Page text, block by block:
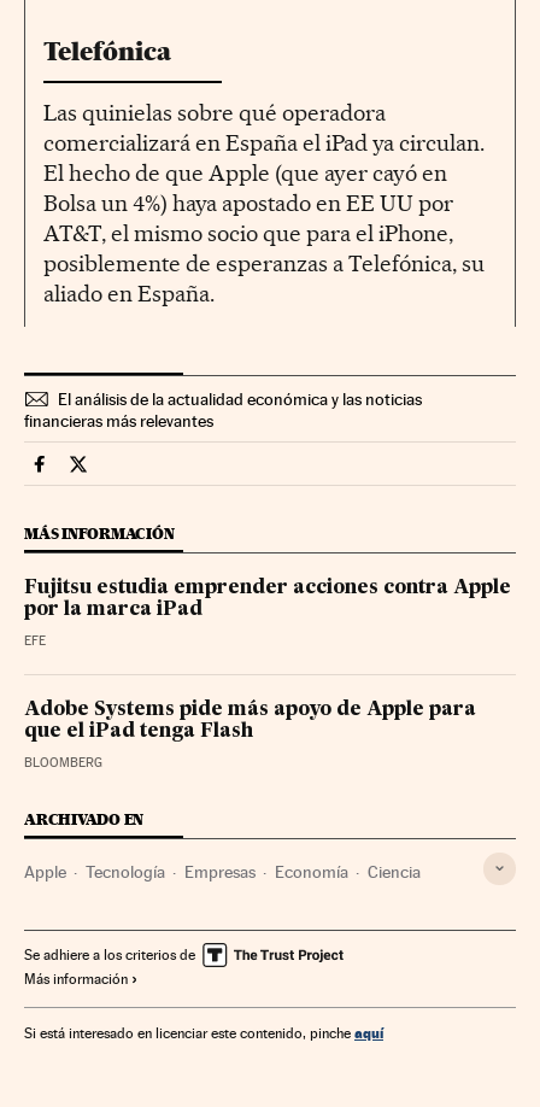
Telefónica
Las quinielas sobre qué operadora
comercializará en España el iPad ya circulan.
El hecho de que Apple (que ayer cayó en
Bolsa un 4%) haya apostado en EE UU por
AT&T, el mismo socio que para el iPhone,
posiblemente de esperanzas a Telefónica, su
aliado en España.
El análisis de la actualidad económica y las noticias
financieras más relevantes
Companias Cinco Días en Facebook
Companias Cinco Días en Twitter
MÁS INFORMACIÓN
Fujitsu estudia emprender acciones contra Apple
por la marca iPad
EFE
Adobe Systems pide más apoyo de Apple para
que el iPad tenga Flash
BLOOMBERG
ARCHIVADO EN
Apple Tecnología Empresas Economía Ciencia
Se adhiere a los criterios de
Más información
Si está interesado en licenciar este contenido, pinche aquí